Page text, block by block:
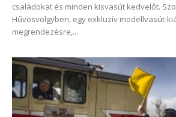
családokat és minden kisvasút kedvelőt.
Hűvösvölgyben, egy exkluzív modellvasút-
megrendezésre,...